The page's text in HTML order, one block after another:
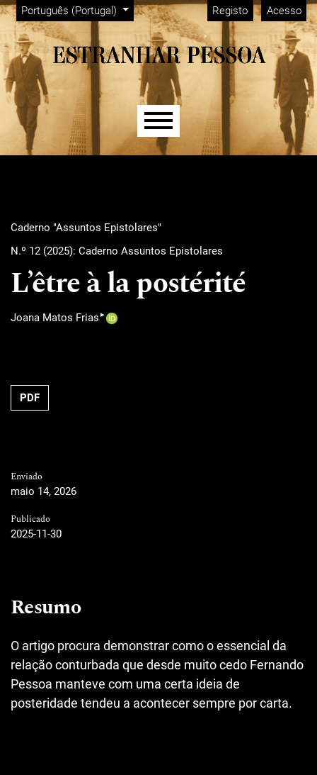
Saltar para menu de navegação principal
Saltar para conteúdo principal
Saltar para rodapé do site
Alterar o idioma. O idioma atual é:
Português (Portugal)
Menu Admin Registo Acesso
Menu principal
Caderno "Assuntos Epistolares"
N.º 12 (2025): Caderno Assuntos Epistolares
L’être à la postérité
Joana Matos Frias ▸
PDF
Enviado
maio 14, 2026
Publicado
2025-11-30
Resumo
O artigo procura demonstrar como o essencial da
relação conturbada que desde muito cedo Fernando
Pessoa manteve com uma certa ideia de
posteridade tendeu a acontecer sempre por carta.